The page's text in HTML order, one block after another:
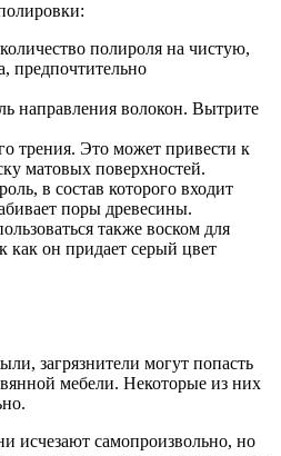
полироля на чистую,
предпочтительно
направления волокон. Вытрите
трения. Это может привести к
матовых поверхностей.
в состав которого входит
поры древесины.
также воском для
как он придает серый цвет
загрязнители могут попасть
мебели. Некоторые из них
исчезают самопроизвольно, но